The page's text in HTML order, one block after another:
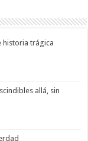
historia trágica
allá, sin